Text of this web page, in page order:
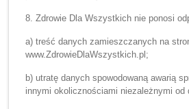
8. Zdrowie Dla Wszystkich nie ponosi
a) treść danych zamieszczanych na
www.ZdrowieDlaWszystkich.pl;
b) utratę danych spowodowaną awarią
innymi okolicznościami niezależnymi od